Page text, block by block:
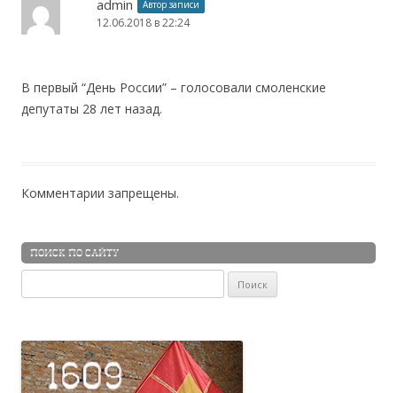
admin Автор записи
12.06.2018 в 22:24
В первый “День России” – голосовали смоленские
депутаты 28 лет назад.
Комментарии запрещены.
ПОИСК ПО САЙТУ